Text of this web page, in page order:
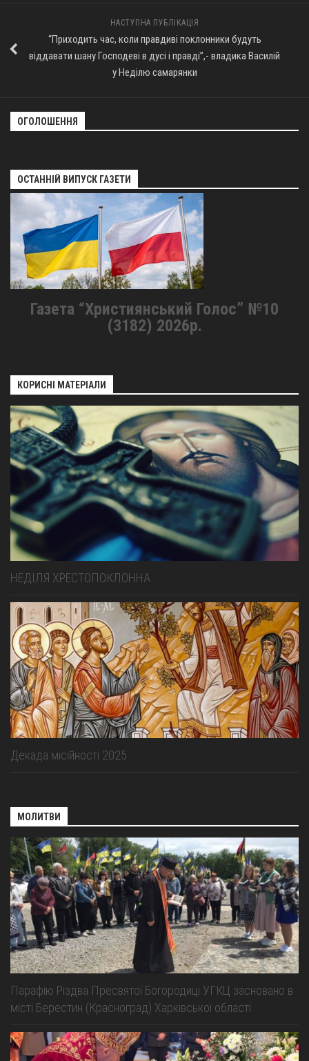
НАСТУПНА ПУБЛІКАЦІЯ
“Приходить час, коли правдиві поклонники будуть
віддавати шану Господеві в дусі і правді”,- владика Василій
у Неділю самарянки
ОГОЛОШЕННЯ
ОСТАННІЙ ВИПУСК ГАЗЕТИ
Газета “Християнський Голос” №10
(3182) 2026р.
КОРИСНІ МАТЕРІАЛИ
НЕДІЛЯ ХРЕСТОПОКЛОННА
Декада місійності 2025
МОЛИТВИ
Парафію Різдва Пресвятої Богородиці УГКЦ засновано в
місті Берестин (Красноград) Харківської області